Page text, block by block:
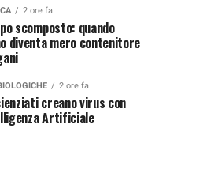
2 ore fa
scomposto: quando
diventa mero contenitore
2 ore fa
creano virus con
Artificiale